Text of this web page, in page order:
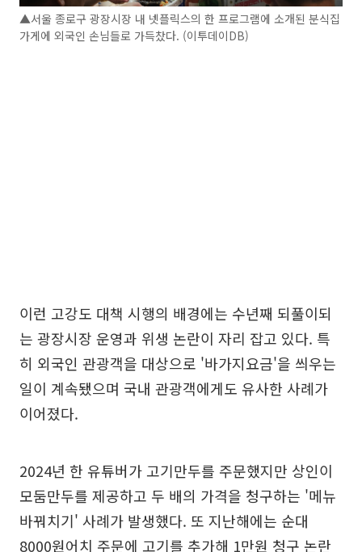
▲서울 종로구 광장시장 내 넷플릭스의 한 프로그램에 소개된 분식집
가게에 외국인 손님들로 가득찼다. (이투데이DB)
이런 고강도 대책 시행의 배경에는 수년째 되풀이되
는 광장시장 운영과 위생 논란이 자리 잡고 있다. 특
히 외국인 관광객을 대상으로 '바가지요금'을 씌우는
일이 계속됐으며 국내 관광객에게도 유사한 사례가
이어졌다.
2024년 한 유튜버가 고기만두를 주문했지만 상인이
모둠만두를 제공하고 두 배의 가격을 청구하는 '메뉴
바꿔치기' 사례가 발생했다. 또 지난해에는 순대
8000원어치 주문에 고기를 추가해 1만원 청구 논란